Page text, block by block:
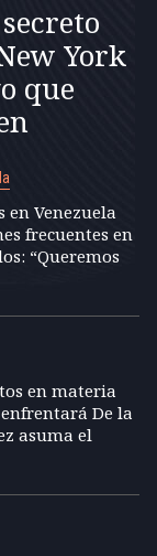
York
que
en Venezuela
frecuentes en
“Queremos
en materia
De la
asuma el